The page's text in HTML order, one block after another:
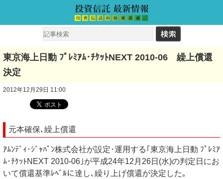
東京海上日動 ﾌﾟﾚﾐｱﾑ･ﾁｹｯﾄNEXT 2010-06 繰上償還
決定
2012年12月29日 11:00
元本確保､繰上償還
ｱﾑﾝﾃﾞｨ･ｼﾞｬﾊﾟﾝ株式会社が設定･運用する｢東京海上日動 ﾌﾟﾚﾐｱ
ﾑ･ﾁｹｯﾄNEXT 2010-06｣が平成24年12月26日(水)の判定日にお
いて償還基準ﾚﾍﾞﾙに達し､繰り上げ償還が決定した｡